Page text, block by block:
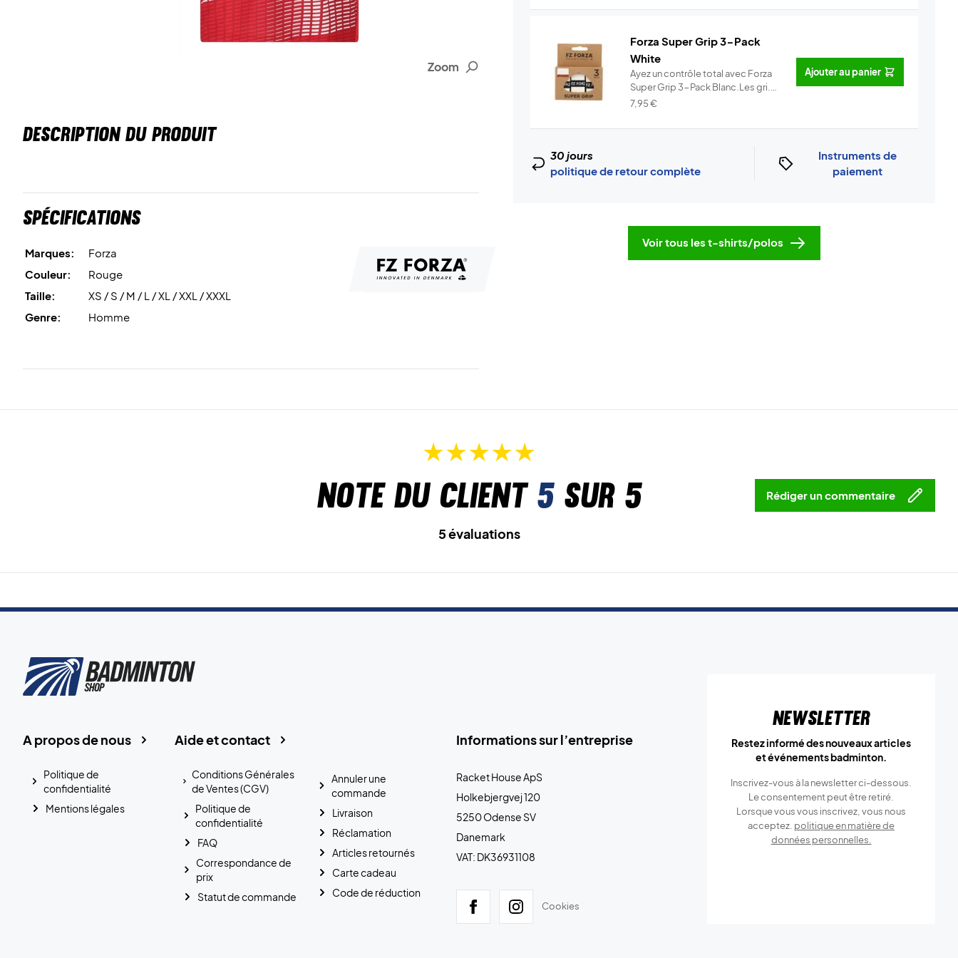
Zoom
DESCRIPTION DU PRODUIT
Spécifications
Marques:
Forza
Couleur:
Rouge
Taille:
XS / S / M / L / XL / XXL / XXXL
Genre:
Homme
Forza Super Grip 3-Pack
White
Ayez un contrôle total avec Forza
Super Grip 3-Pack Blanc.Les gri...
Info
7,95€
Ajouter au panier
30 jours
politique de retour complète
Instruments de
paiement
Voir tous les t-shirts/polos
Note du client 5sur 5 Rédiger un commentaire
5 évaluations
Informations sur l’entreprise
Racket House ApS
Holkebjergvej 120
5250 Odense SV
Danemark
VAT: DK36931108
Cookies
Aide et contact
Conditions Générales
de Ventes (CGV)
Politique de
confidentialité
FAQ
Correspondance de
prix
Statut de commande
Annuler une
commande
Livraison
Réclamation
Articles retournés
Carte cadeau
Code de réduction
A propos de nous
Politique de
confidentialité
Mentions légales
Newsletter
Restez informé des nouveaux articles
et événements badminton.
Inscrivez-vous à la newsletter ci-dessous.
Le consentement peut être retiré.
Lorsque vous vous inscrivez, vous nous
acceptez. politique en matière de
données personnelles.